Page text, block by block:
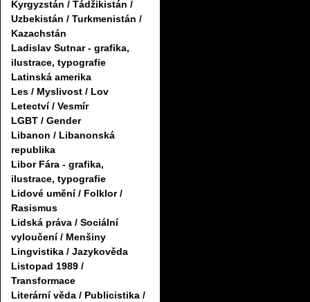
Kyrgyzstán / Tádžikistán /
Uzbekistán / Turkmenistán /
Kazachstán
Ladislav Sutnar - grafika,
ilustrace, typografie
Latinská amerika
Les / Myslivost / Lov
Letectví / Vesmír
LGBT / Gender
Libanon / Libanonská
republika
Libor Fára - grafika,
ilustrace, typografie
Lidové umění / Folklor /
Rasismus
Lidská práva / Sociální
vyloučení / Menšiny
Lingvistika / Jazykověda
Listopad 1989 /
Transformace
Literární věda / Publicistika /